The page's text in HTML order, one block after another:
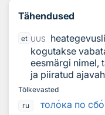
Tähendused
et UUS
kogutakse
eesmärgi nimel,
ja piiratud
Tõlkevasted
ru
толока по сбо